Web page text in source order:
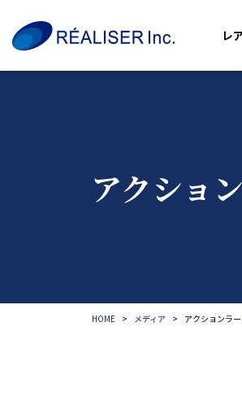
レ
アクショ
HOME メディア アクションラ